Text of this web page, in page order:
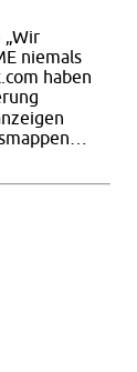
niemals
haben